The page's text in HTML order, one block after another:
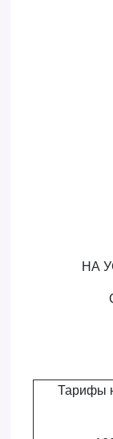
НА
Тарифы